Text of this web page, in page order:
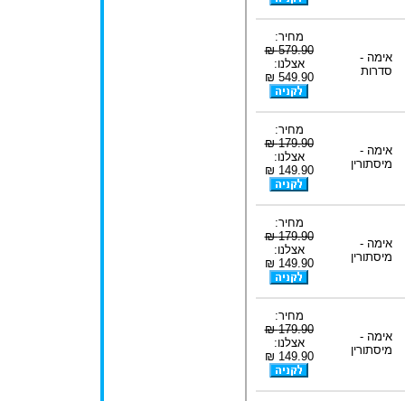
אימה -
סדרות
מחיר:
579.90 ₪
אצלנו:
549.90 ₪
אימה -
מיסתורין
מחיר:
179.90 ₪
אצלנו:
149.90 ₪
אימה -
מיסתורין
מחיר:
179.90 ₪
אצלנו:
149.90 ₪
אימה -
מיסתורין
מחיר:
179.90 ₪
אצלנו:
149.90 ₪